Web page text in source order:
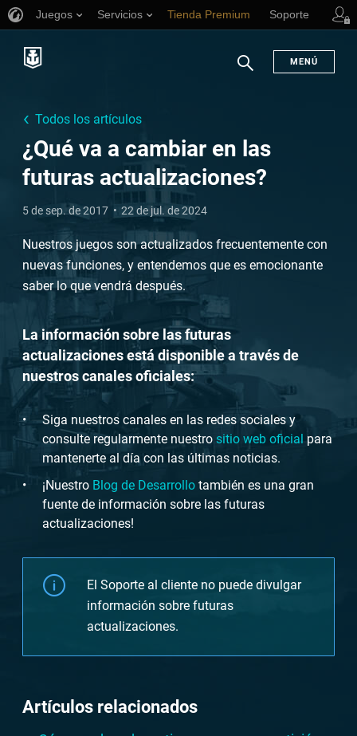
Juegos Servicios Tienda Premium Soporte
MENÚ
Todos los artículos
¿Qué va a cambiar en las
futuras actualizaciones?
5 de sep. de 2017 22 de jul. de 2024
Nuestros juegos son actualizados frecuentemente con
nuevas funciones, y entendemos que es emocionante
saber lo que vendrá después.
La información sobre las futuras
actualizaciones está disponible a través de
nuestros canales oficiales:
Siga nuestros canales en las redes sociales y
consulte regularmente nuestro sitio web oficial para
mantenerte al día con las últimas noticias.
¡Nuestro Blog de Desarrollo también es una gran
fuente de información sobre las futuras
actualizaciones!
El Soporte al cliente no puede divulgar
información sobre futuras
actualizaciones.
Artículos relacionados